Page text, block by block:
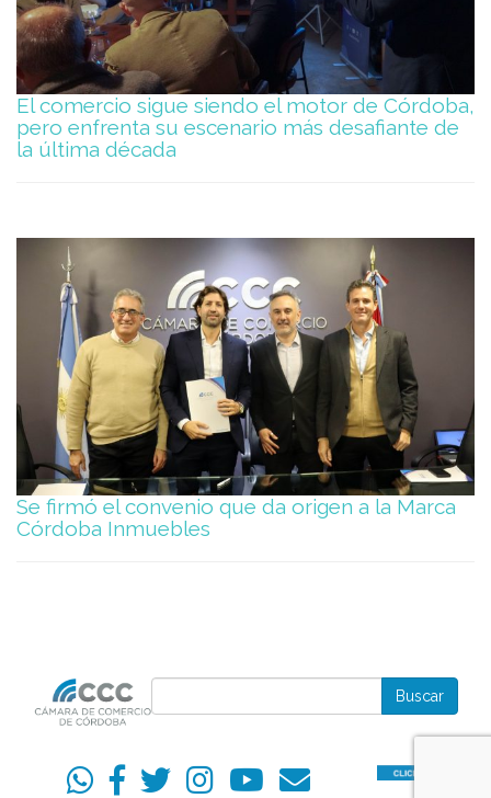
El comercio sigue siendo el motor de Córdoba,
pero enfrenta su escenario más desafiante de
la última década
Se firmó el convenio que da origen a la Marca
Córdoba Inmuebles